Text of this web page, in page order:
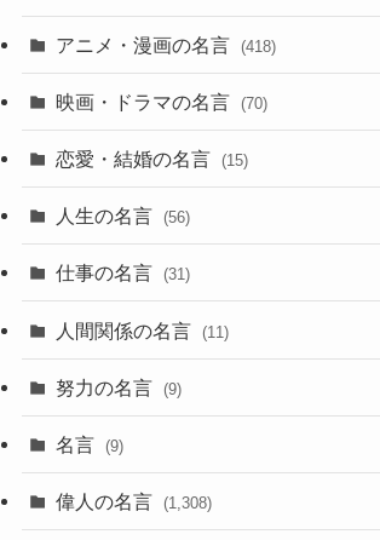
アニメ・漫画の名言 (418)
映画・ドラマの名言 (70)
恋愛・結婚の名言 (15)
人生の名言 (56)
仕事の名言 (31)
人間関係の名言 (11)
努力の名言 (9)
名言 (9)
偉人の名言 (1,308)